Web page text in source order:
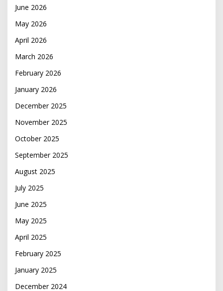
June 2026
May 2026
April 2026
March 2026
February 2026
January 2026
December 2025
November 2025
October 2025
September 2025
August 2025
July 2025
June 2025
May 2025
April 2025
February 2025
January 2025
December 2024